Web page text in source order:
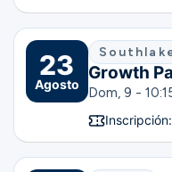
23
Agosto
Growth
Dom, 9 -
Inscripción: